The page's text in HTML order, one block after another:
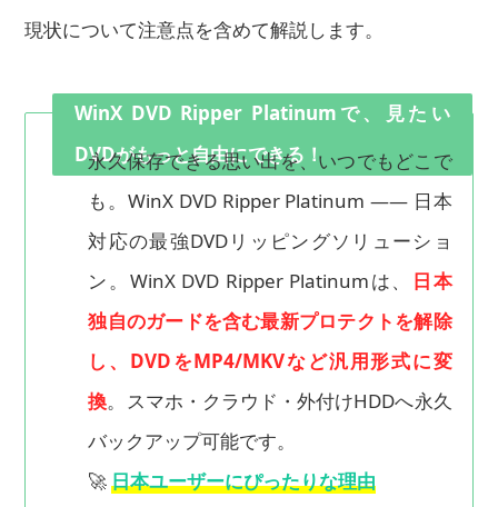
現状について注意点を含めて解説します。
WinX DVD Ripper Platinumで、見たい
DVDがもっと自由にできる！
永久保存できる思い出を、いつでもどこで
も。WinX DVD Ripper Platinum ―― 日本
対応の最強DVDリッピングソリューショ
ン。WinX DVD Ripper Platinumは、 日本
独自のガードを含む最新プロテクトを解除
し、DVDをMP4/MKVなど汎用形式に変
換。スマホ・クラウド・外付けHDDへ永久
バックアップ可能です。
🚀日本ユーザーにぴったりな理由